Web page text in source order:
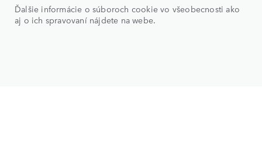
Ďalšie informácie o súboroch cookie vo všeobecnosti ako
aj o ich spravovaní nájdete na webe.